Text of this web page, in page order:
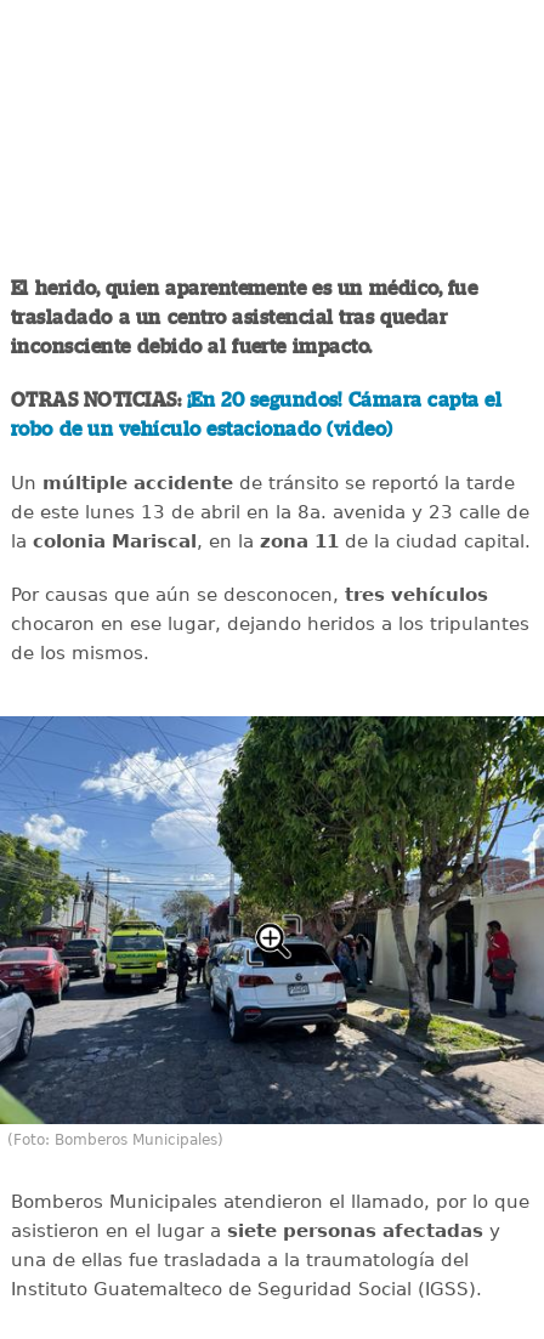
El herido, quien aparentemente es un médico, fue
trasladado a un centro asistencial tras quedar
inconsciente debido al fuerte impacto.
OTRAS NOTICIAS: ¡En 20 segundos! Cámara capta el
robo de un vehículo estacionado (video)
Un múltiple accidentede tránsito se reportó la tarde
de este lunes 13 de abril en la 8a. avenida y 23 calle de
la colonia Mariscal, en la zona 11de la ciudad capital.
Por causas que aún se desconocen, tres vehículos
chocaron en ese lugar, dejando heridos a los tripulantes
de los mismos.
(Foto: Bomberos Municipales)
Bomberos Municipales atendieron el llamado, por lo que
asistieron en el lugar a siete personas afectadasy
una de ellas fue trasladada a la traumatología del
Instituto Guatemalteco de Seguridad Social (IGSS).